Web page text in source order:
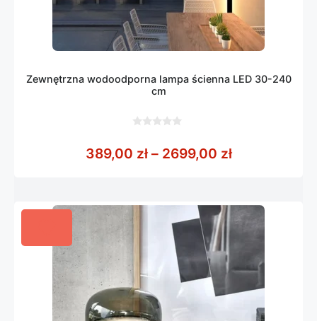
Zewnętrzna wodoodporna lampa ścienna LED 30-240
cm
5
389,00 zł – 2699,00 złZakres cen: